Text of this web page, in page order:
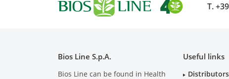
T.
Bios Line S.p.A.
Bios Line can be found in Health
Useful links
Distributors